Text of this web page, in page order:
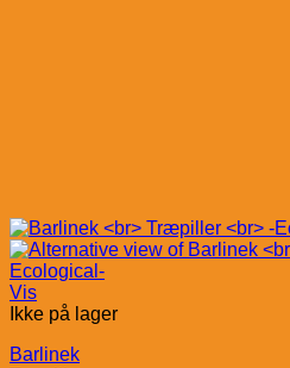
Vis
Ikke på lager
Barlinek